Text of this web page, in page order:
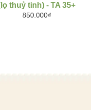
thuỷ tinh) - TA 35+
850.000₫